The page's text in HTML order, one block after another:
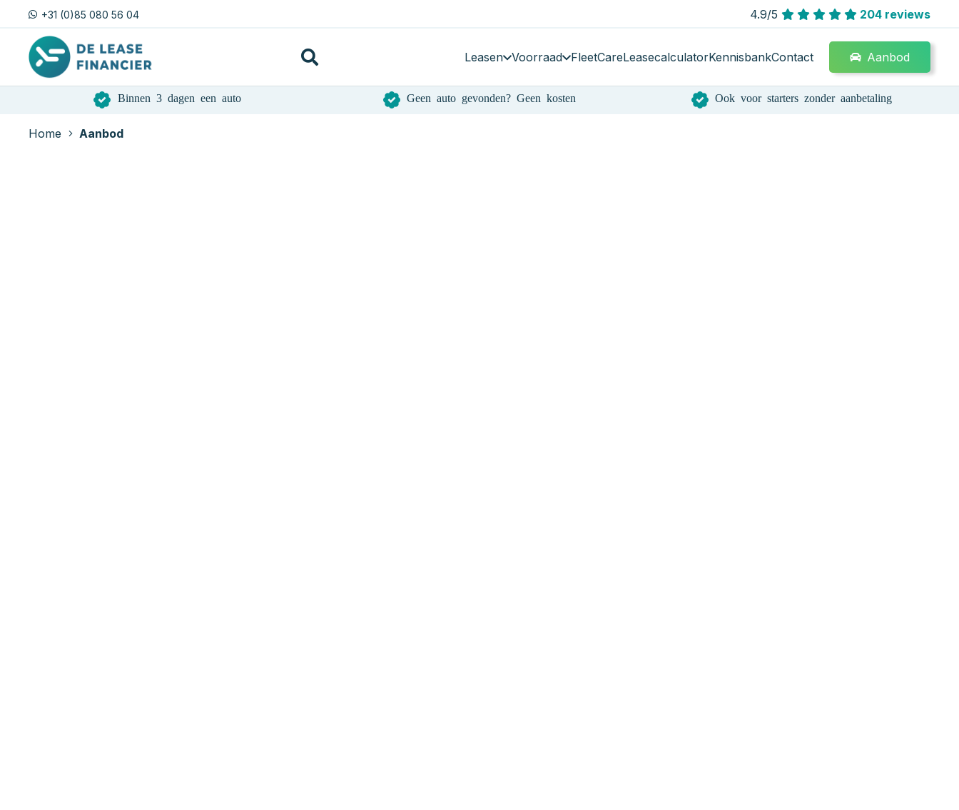
+31 (0)85 080 56 04 4.9/5 204 reviews
Leasen Voorraad FleetCareLeasecalculatorKennisbankContact Aanbod
Binnen 3 dagen een auto Geen auto gevonden? Geen kosten Ook voor starters zonder aanbetaling
Home Aanbod